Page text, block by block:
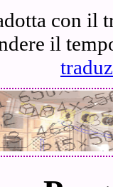
con il
il